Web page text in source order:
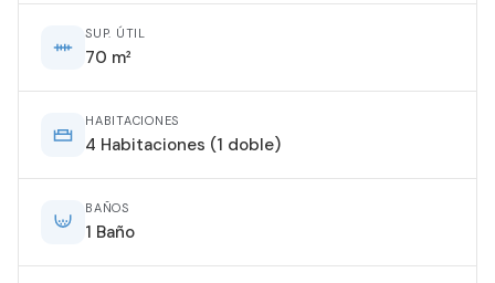
SUP. ÚTIL
70 m²
HABITACIONES
4 Habitaciones (1 doble)
BAÑOS
1 Baño